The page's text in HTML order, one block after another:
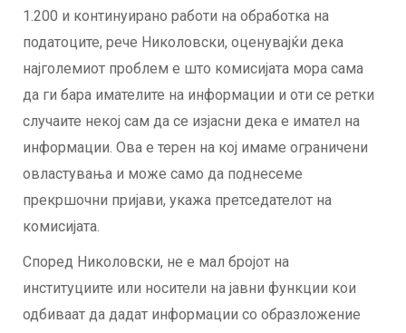
1.200 и континуирано работи на обработка на
податоците, рече Николовски, оценувајќи дека
најголемиот проблем е што комисијата мора сама
да ги бара имателите на информации и оти се ретки
случаите некој сам да се изјасни дека е имател на
информации. Ова е терен на кој имаме ограничени
овластувања и може само да поднесеме
прекршочни пријави, укажа претседателот на
комисијата.
Според Николовски, не е мал бројот на
институциите или носители на јавни функции кои
одбиваат да дадат информации со образложение